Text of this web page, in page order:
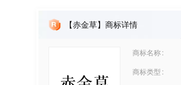
【赤金草】商标详情
商标名称
商标类型